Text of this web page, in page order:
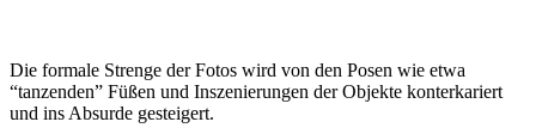
Die formale Strenge der Fotos wird von den Posen wie etwa
“tanzenden” Füßen und Inszenierungen der Objekte konterkariert
und ins Absurde gesteigert.